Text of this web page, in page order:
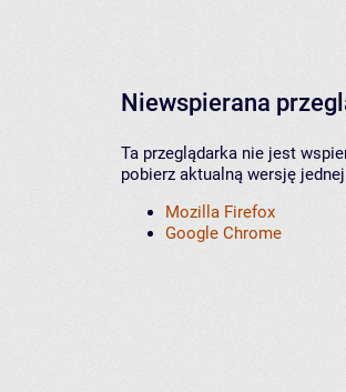
Niewspierana
Ta przeglądarka nie jest
pobierz aktualną wersję
Mozilla Firefox
Google Chrome